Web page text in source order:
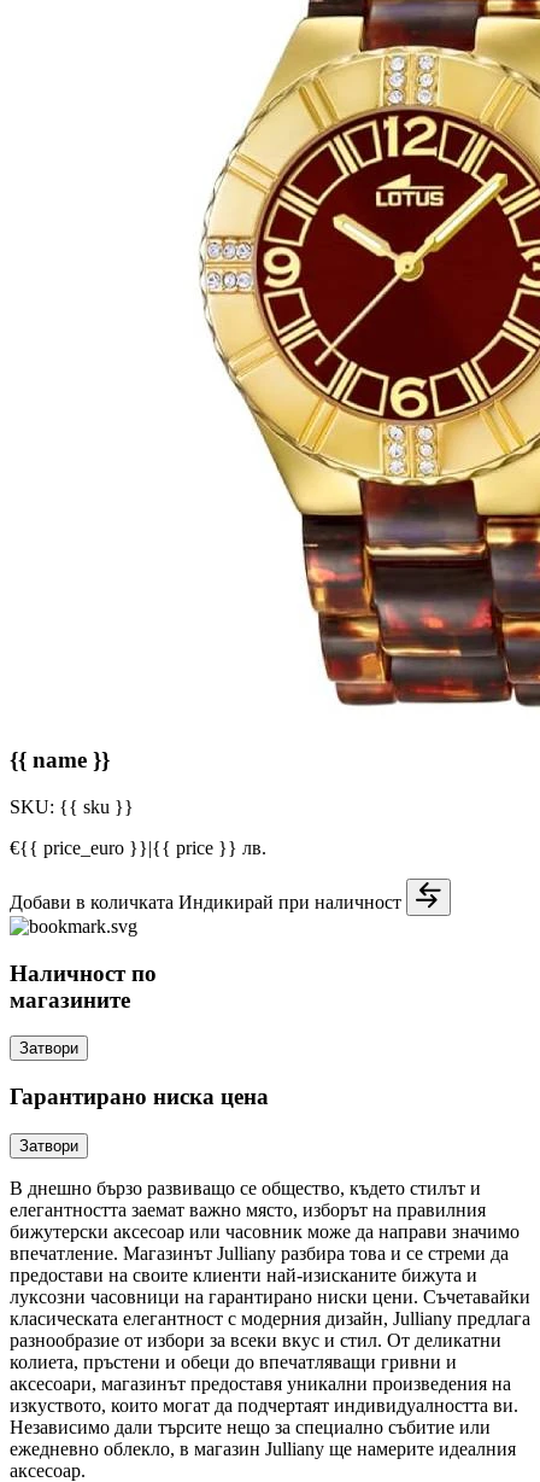
{{ name }}
SKU: {{ sku }}
€{{ price_euro }}|{{ price }} лв.
Добави в количката Индикирай при наличност
Наличност по
магазините
Затвори
Гарантирано ниска цена
Затвори
В днешно бързо развиващо се общество, където стилът и
елегантността заемат важно място, изборът на правилния
бижутерски аксесоар или часовник може да направи значимо
впечатление. Магазинът Julliany разбира това и се стреми да
предостави на своите клиенти най-изисканите бижута и
луксозни часовници на гарантирано ниски цени. Съчетавайки
класическата елегантност с модерния дизайн, Julliany предлага
разнообразие от избори за всеки вкус и стил. От деликатни
колиета, пръстени и обеци до впечатляващи гривни и
аксесоари, магазинът предоставя уникални произведения на
изкуството, които могат да подчертаят индивидуалността ви.
Независимо дали търсите нещо за специално събитие или
ежедневно облекло, в магазин Julliany ще намерите идеалния
аксесоар.